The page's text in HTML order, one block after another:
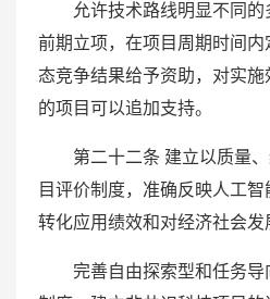
允许技术路线明显不同的
前期立项，在项目周期时间
态竞争结果给予资助，对实
的项目可以追加支持。
第二十二条 建立以质量、
目评价制度，准确反映人工智
转化应用绩效和对经济社会发
完善自由探索型和任务导